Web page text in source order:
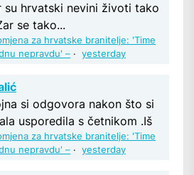
su hrvatski nevini životi tako
se tako...
za hrvatske branitelje: 'Time
nepravdu' – · yesterday
si odgovora nakon što si
usporedila s četnikom .Iš
za hrvatske branitelje: 'Time
nepravdu' – · yesterday